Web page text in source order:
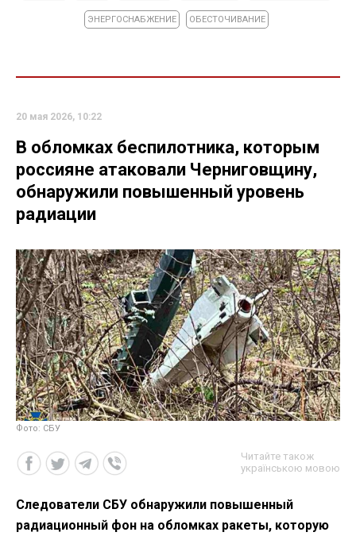
ЭНЕРГОСНАБЖЕНИЕ ОБЕСТОЧИВАНИЕ
20 мая 2026, 10:22
В обломках беспилотника, которым
россияне атаковали Черниговщину,
обнаружили повышенный уровень
радиации
Фото: СБУ
Читайте також
українською мовою
Следователи СБУ обнаружили повышенный
радиационный фон на обломках ракеты, которую